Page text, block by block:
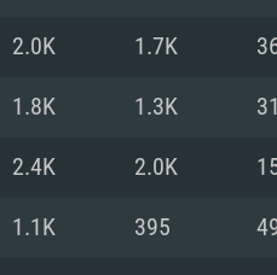
10/11 (64 bit)
Core i5 또는
상
11 이상을 지
Big Sur 11.0
i7 (Intel Xeon 은
20.04 64bit
i7
을 지원하고,
2.0K 1.7K
1.8K 1.3K 31
2.4K 2.0K
1.1K 395